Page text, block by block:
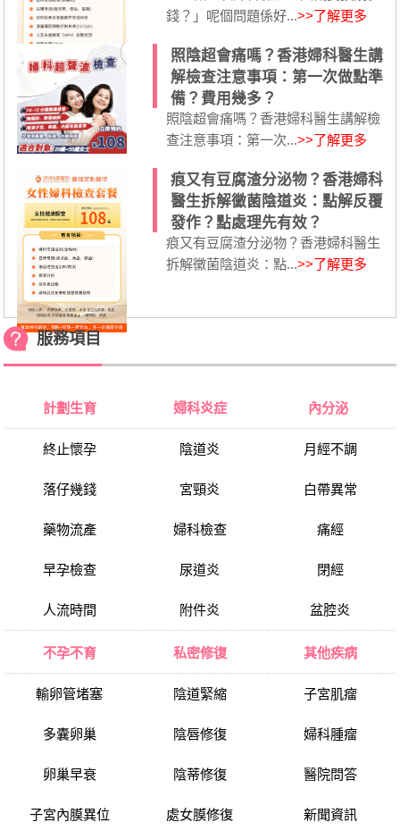
錢？」呢個問題係好...>>了解更多
照陰超會痛嗎？香港婦科醫生講
解檢查注意事項：第一次做點準
備？費用幾多？
照陰超會痛嗎？香港婦科醫生講解檢
查注意事項：第一次...>>了解更多
痕又有豆腐渣分泌物？香港婦科
醫生拆解黴菌陰道炎：點解反覆
發作？點處理先有效？
痕又有豆腐渣分泌物？香港婦科醫生
拆解黴菌陰道炎：點...>>了解更多
服務項目
計劃生育
終止懷孕
落仔幾錢
藥物流產
早孕檢查
人流時間
婦科炎症
陰道炎
宮頸炎
婦科檢查
尿道炎
附件炎
內分泌
月經不調
白帶異常
痛經
閉經
盆腔炎
不孕不育
輸卵管堵塞
多囊卵巢
卵巢早衰
子宮內膜異位
私密修復
陰道緊縮
陰唇修復
陰蒂修復
處女膜修復
其他疾病
子宮肌瘤
婦科腫瘤
醫院問答
新聞資訊